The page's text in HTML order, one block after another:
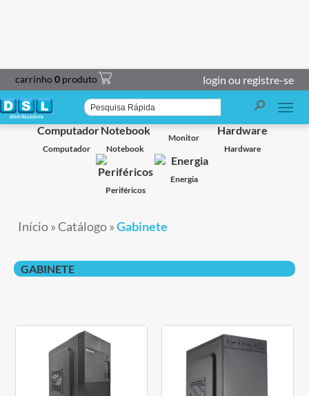
carrinho0 produto login ou registre-se
Caixa de Som
Computador Notebook
Monitor
Hardware
Periféricos
Energia
Início» Catálogo»Gabinete
GABINETE